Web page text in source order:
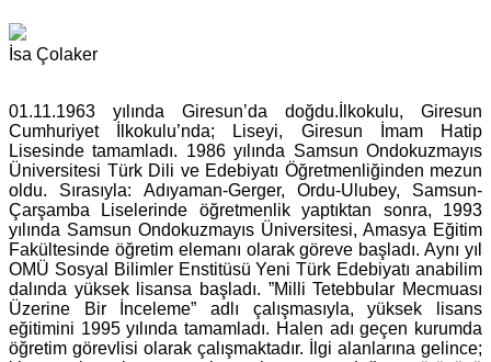
İsa Çolaker
01.11.1963 yılında Giresun’da doğdu.İlkokulu, Giresun
Cumhuriyet İlkokulu’nda; Liseyi, Giresun İmam Hatip
Lisesinde tamamladı. 1986 yılında Samsun Ondokuzmayıs
Üniversitesi Türk Dili ve Edebiyatı Öğretmenliğinden mezun
oldu. Sırasıyla: Adıyaman-Gerger, Ordu-Ulubey, Samsun-
Çarşamba Liselerinde öğretmenlik yaptıktan sonra, 1993
yılında Samsun Ondokuzmayıs Üniversitesi, Amasya Eğitim
Fakültesinde öğretim elemanı olarak göreve başladı. Aynı yıl
OMÜ Sosyal Bilimler Enstitüsü Yeni Türk Edebiyatı anabilim
dalında yüksek lisansa başladı. ”Milli Tetebbular Mecmuası
Üzerine Bir İnceleme” adlı çalışmasıyla, yüksek lisans
eğitimini 1995 yılında tamamladı. Halen adı geçen kurumda
öğretim görevlisi olarak çalışmaktadır. İlgi alanlarına gelince;